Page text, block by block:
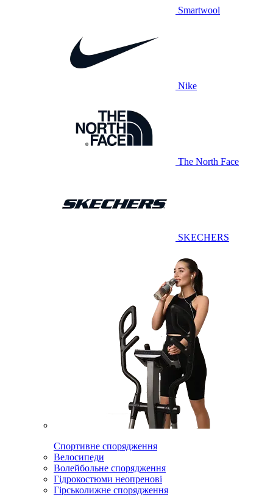
Smartwool
Nike
The North Face
SKECHERS
Спортивне спорядження
Велосипеди
Волейбольне спорядження
Гідрокостюми неопренові
Гірськолижне спорядження